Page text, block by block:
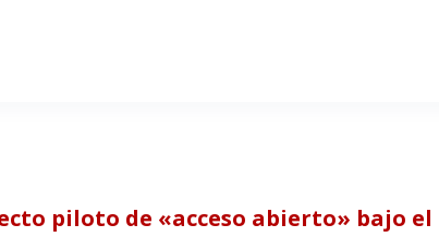
piloto de «acceso abierto» bajo el